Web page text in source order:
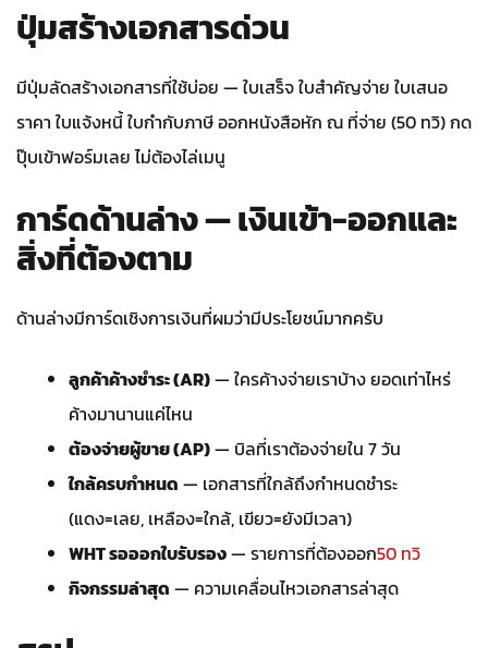
ปุ่มสร้างเอกสารด่วน
มีปุ่มลัดสร้างเอกสารที่ใช้บ่อย — ใบเสร็จ ใบสำคัญจ่าย ใบเสนอ
ราคา ใบแจ้งหนี้ ใบกำกับภาษี ออกหนังสือหัก ณ ที่จ่าย (50 ทวิ) กด
ปุ๊บเข้าฟอร์มเลย ไม่ต้องไล่เมนู
การ์ดด้านล่าง — เงินเข้า-ออกและ
สิ่งที่ต้องตาม
ด้านล่างมีการ์ดเชิงการเงินที่ผมว่ามีประโยชน์มากครับ
ลูกค้าค้างชำระ (AR)— ใครค้างจ่ายเราบ้าง ยอดเท่าไหร่
ค้างมานานแค่ไหน
ต้องจ่ายผู้ขาย (AP)— บิลที่เราต้องจ่ายใน 7 วัน
ใกล้ครบกำหนด — เอกสารที่ใกล้ถึงกำหนดชำระ
(แดง=เลย, เหลือง=ใกล้, เขียว=ยังมีเวลา)
WHT รอออกใบรับรอง— รายการที่ต้องออก50 ทวิ
กิจกรรมล่าสุด — ความเคลื่อนไหวเอกสารล่าสุด